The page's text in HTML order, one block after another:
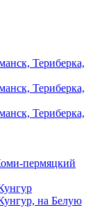
Териберка,
Териберка,
Териберка,
пермяцкий
на Белую